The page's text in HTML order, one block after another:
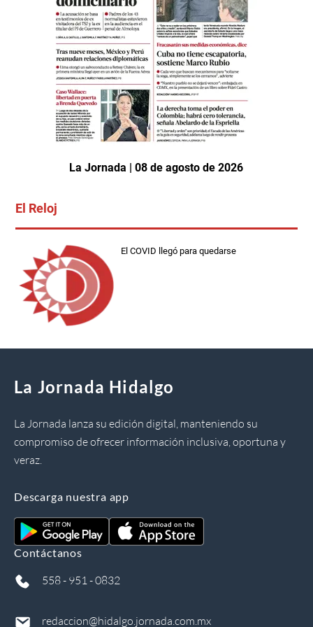
La Jornada | 08 de agosto de 2026
El Reloj
El COVID llegó para quedarse
La Jornada Hidalgo
La Jornada lanza su edición digital, manteniendo su
compromiso de ofrecer información inclusiva, oportuna y
veraz.
Descarga nuestra app
Contáctanos
558 - 951 - 0832
redaccion@hidalgo.jornada.com.mx